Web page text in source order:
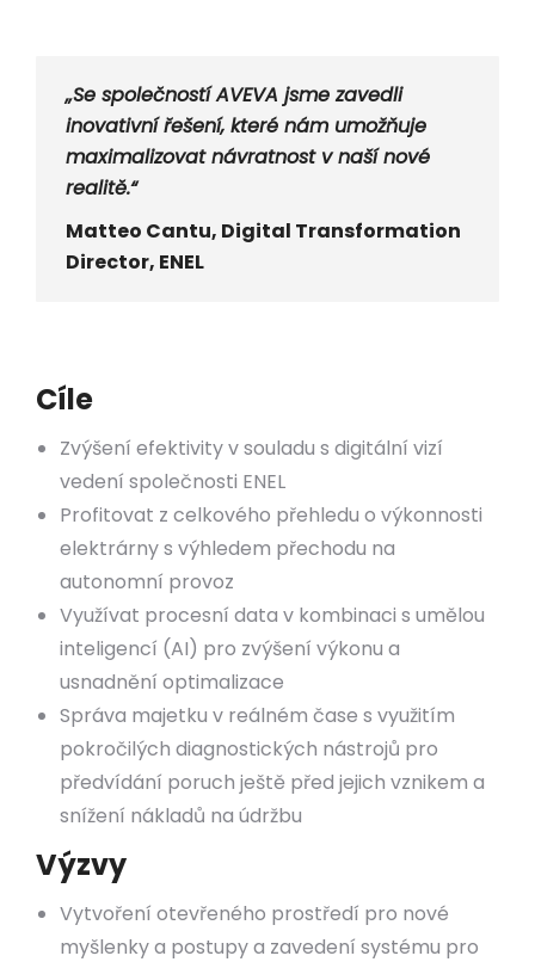
„Se společností AVEVA jsme zavedli
inovativní řešení, které nám umožňuje
maximalizovat návratnost v naší nové
realitě.“
Matteo Cantu, Digital Transformation
Director, ENEL
Cíle
Zvýšení efektivity v souladu s digitální vizí
vedení společnosti ENEL
Profitovat z celkového přehledu o výkonnosti
elektrárny s výhledem přechodu na
autonomní provoz
Využívat procesní data v kombinaci s umělou
inteligencí (AI) pro zvýšení výkonu a
usnadnění optimalizace
Správa majetku v reálném čase s využitím
pokročilých diagnostických nástrojů pro
předvídání poruch ještě před jejich vznikem a
snížení nákladů na údržbu
Výzvy
Vytvoření otevřeného prostředí pro nové
myšlenky a postupy a zavedení systému pro